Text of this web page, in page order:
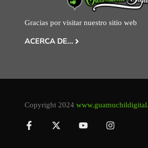
Gracias por visitar nuestro sitio web
ACERCA DE...
Copyright 2024